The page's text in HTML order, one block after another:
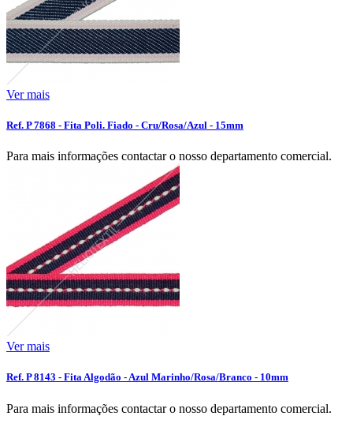
Ver mais
Ref. P 7868 - Fita Poli. Fiado - Cru/Rosa/Azul - 15mm
Para mais informações contactar o nosso departamento comercial.
Ver mais
Ref. P 8143 - Fita Algodão - Azul Marinho/Rosa/Branco - 10mm
Para mais informações contactar o nosso departamento comercial.